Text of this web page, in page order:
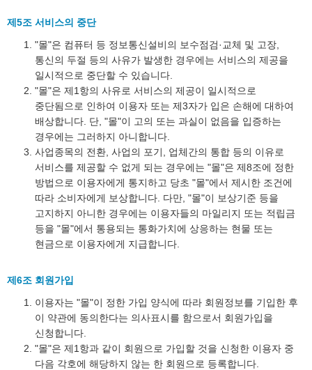
제5조 서비스의 중단
"몰"은 컴퓨터 등 정보통신설비의 보수점검·교체 및 고장,
통신의 두절 등의 사유가 발생한 경우에는 서비스의 제공을
일시적으로 중단할 수 있습니다.
"몰"은 제1항의 사유로 서비스의 제공이 일시적으로
중단됨으로 인하여 이용자 또는 제3자가 입은 손해에 대하여
배상합니다. 단, "몰"이 고의 또는 과실이 없음을 입증하는
경우에는 그러하지 아니합니다.
사업종목의 전환, 사업의 포기, 업체간의 통합 등의 이유로
서비스를 제공할 수 없게 되는 경우에는 "몰"은 제8조에 정한
방법으로 이용자에게 통지하고 당초 "몰"에서 제시한 조건에
따라 소비자에게 보상합니다. 다만, "몰"이 보상기준 등을
고지하지 아니한 경우에는 이용자들의 마일리지 또는 적립금
등을 "몰"에서 통용되는 통화가치에 상응하는 현물 또는
현금으로 이용자에게 지급합니다.
제6조 회원가입
이용자는 "몰"이 정한 가입 양식에 따라 회원정보를 기입한 후
이 약관에 동의한다는 의사표시를 함으로서 회원가입을
신청합니다.
"몰"은 제1항과 같이 회원으로 가입할 것을 신청한 이용자 중
다음 각호에 해당하지 않는 한 회원으로 등록합니다.